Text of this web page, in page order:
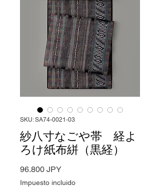
SKU: SA74-0021-03
紗八寸なごや帯 経よ
ろけ紙布絣（黒経）
96.800 JPYPrecio
Impuesto incluido